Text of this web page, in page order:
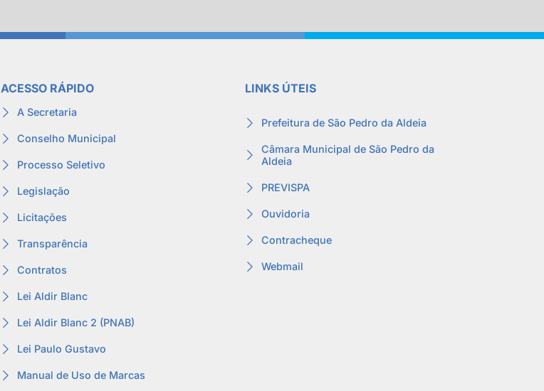
ACESSO RÁPIDO
A Secretaria
Conselho Municipal
Processo Seletivo
Legislação
Licitações
Transparência
Contratos
Lei Aldir Blanc
Lei Aldir Blanc 2 (PNAB)
Lei Paulo Gustavo
Manual de Uso de Marcas
LINKS ÚTEIS
Prefeitura de São Pedro da Aldeia
Câmara Municipal de São Pedro da
Aldeia
PREVISPA
Ouvidoria
Contracheque
Webmail